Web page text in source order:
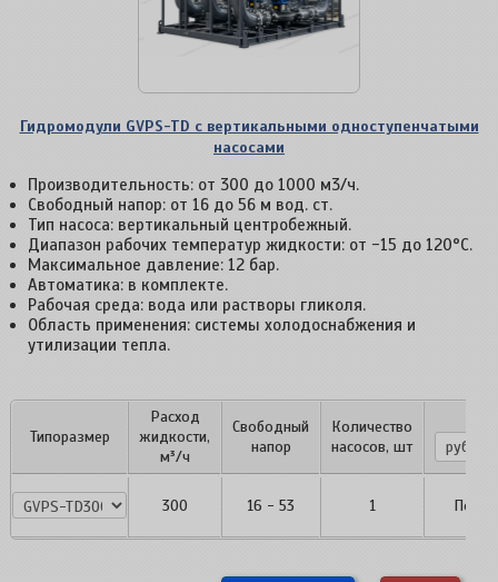
Гидромодули GVPS-TD с вертикальными одноступенчатыми
насосами
Производительность: от 300 до 1000 м3/ч.
Свободный напор: от 16 до 56 м вод. ст.
Тип насоса: вертикальный центробежный.
Диапазон рабочих температур жидкости: от -15 до 120°С.
Максимальное давление: 12 бар.
Автоматика: в комплекте.
Рабочая среда: вода или растворы гликоля.
Область применения: системы холодоснабжения и
утилизации тепла.
Типоразмер
Расход
жидкости,
м³/ч
Свободный
напор
Количество
насосов, шт
GVPS-
TD300.P1
300 16 - 53 1 По